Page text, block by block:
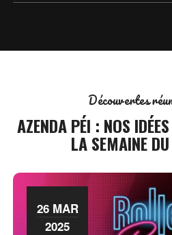
Découvertes
AZENDA PÉI : NOS
LA SEMAINE
26 MAR
2025